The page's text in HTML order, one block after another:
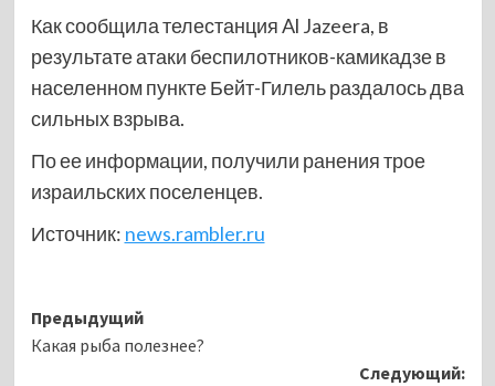
Как сообщила телестанция Al Jazeera, в
результате атаки беспилотников-камикадзе в
населенном пункте Бейт-Гилель раздалось два
сильных взрыва.
По ее информации, получили ранения трое
израильских поселенцев.
Источник: news.rambler.ru
Навигация
записи
Предыдущий
Какая рыба полезнее?
Следующий: